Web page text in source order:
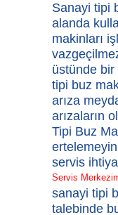
Sanayi tipi
alanda
makinları
üstünde
tipi buz
arıza
arızaların
Tipi Buz
servis
Servis
sanayi tipi
talebinde